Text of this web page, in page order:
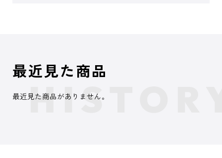
最近見た商品
最近見た商品がありません。